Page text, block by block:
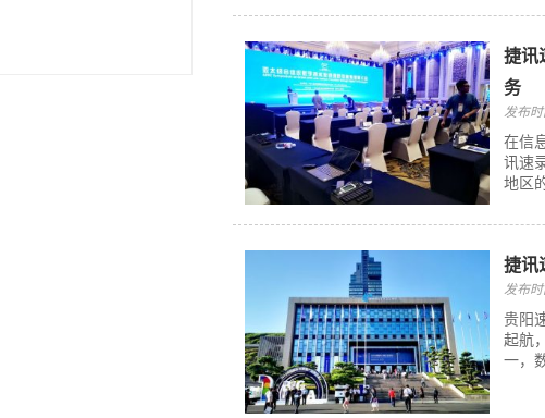
捷讯
务
发布
在信
讯速
地区
捷讯
发布
贵阳
起航
一，